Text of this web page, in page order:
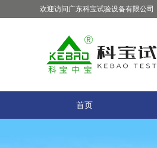
欢迎访问广东科宝试验设备有限公司
首页